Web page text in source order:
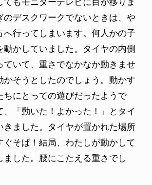
てもモニターテレビに目が移りま
のデスクワークでないときは、や
へ行ってしまいます。何人かの子
動かしていました。タイヤの内側
ていて、重さでなかなか動きませ
かそうとしたのでしょう。動かす
ちにとっての遊びだったようで
、「動いた！よかった！」とタイ
きました。タイヤが置かれた場所
ぐそば！結局、わたしが動かして
ました。腰にこたえる重さでし